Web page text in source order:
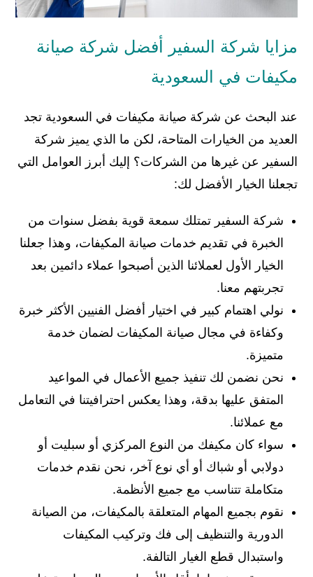
مزايا شركة السفير أفضل شركة صيانة
مكيفات في السعودية
عند البحث عن شركة صيانة مكيفات في السعودية تجد
العديد من الخيارات المتاحة، لكن ما الذي يميز شركة
السفير عن غيرها من الشركات؟ إليك أبرز العوامل التي
تجعلنا الخيار الأفضل لك:
شركة السفير تمتلك سمعة قوية بفضل سنوات من
الخبرة في تقديم خدمات صيانة المكيفات، وهذا جعلنا
الخيار الأول لعملائنا الذين أصبحوا عملاء دائمين بعد
تجربتهم معنا.
نولي اهتمام كبير في اختيار أفضل الفنيين الأكثر خبرة
وكفاءة في مجال صيانة المكيفات لضمان خدمة
متميزة.
نحن نضمن لك تنفيذ جميع الأعمال في المواعيد
المتفق عليها بدقة، وهذا يعكس احترافيتنا في التعامل
مع عملائنا.
سواء كان مكيفك من النوع المركزي أو سبليت أو
دولابي أو شباك أو أي نوع آخر، نحن نقدم خدمات
متكاملة تتناسب مع جميع الأنظمة.
نقوم بجميع المهام المتعلقة بالمكيفات، من الصيانة
الدورية والتنظيف إلى فك وتركيب المكيفات
واستبدال قطع الغيار التالفة.